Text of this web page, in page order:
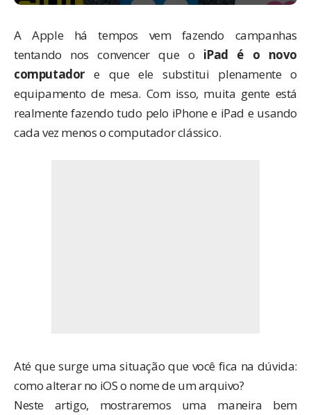
A Apple há tempos vem fazendo campanhas
tentando nos convencer que o iPad é o novo
computador e que ele substitui plenamente o
equipamento de mesa. Com isso, muita gente está
realmente fazendo tudo pelo iPhone e iPad e usando
cada vez menos o computador clássico.
Até que surge uma situação que você fica na dúvida:
como alterar no iOS o nome de um arquivo?
Neste artigo, mostraremos uma maneira bem